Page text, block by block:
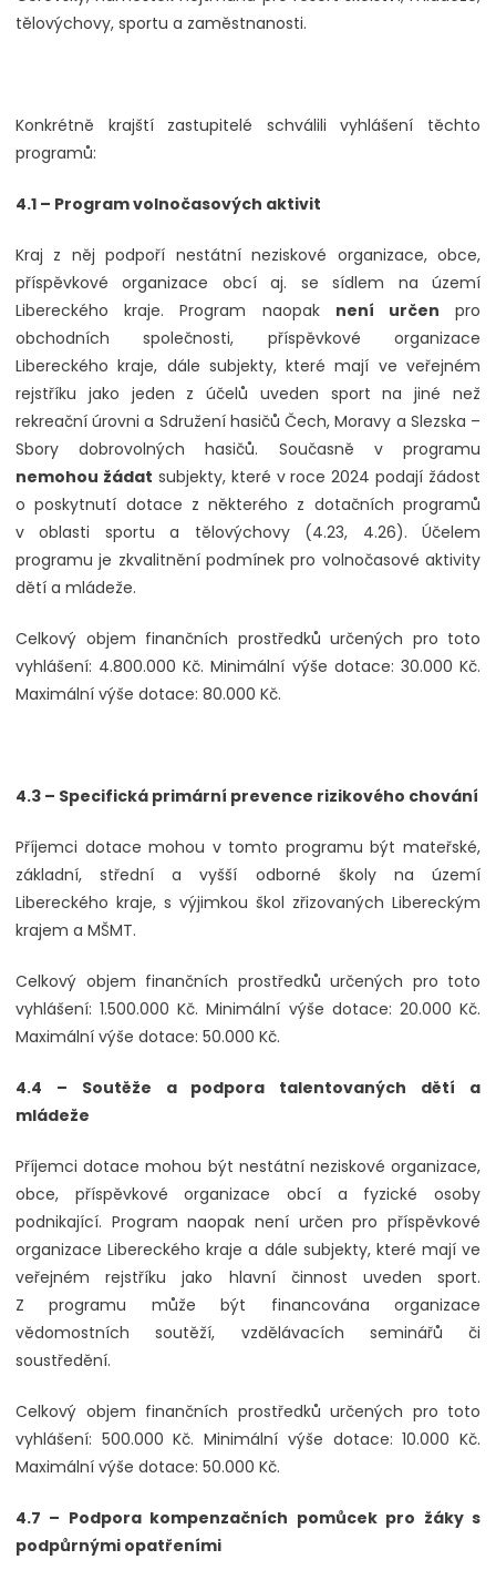
tělovýchovy, sportu a zaměstnanosti.
Konkrétně krajští zastupitelé schválili vyhlášení těchto
programů:
4.1 – Program volnočasových aktivit
Kraj z něj podpoří nestátní neziskové organizace, obce,
příspěvkové organizace obcí aj. se sídlem na území
Libereckého kraje. Program naopak není určen pro
obchodních společnosti, příspěvkové organizace
Libereckého kraje, dále subjekty, které mají ve veřejném
rejstříku jako jeden z účelů uveden sport na jiné než
rekreační úrovni a Sdružení hasičů Čech, Moravy a Slezska –
Sbory dobrovolných hasičů. Současně v programu
nemohou žádat subjekty, které v roce 2024 podají žádost
o poskytnutí dotace z některého z dotačních programů
v oblasti sportu a tělovýchovy (4.23, 4.26). Účelem
programu je zkvalitnění podmínek pro volnočasové aktivity
dětí a mládeže.
Celkový objem finančních prostředků určených pro toto
vyhlášení: 4.800.000 Kč. Minimální výše dotace: 30.000 Kč.
Maximální výše dotace: 80.000 Kč.
4.3 – Specifická primární prevence rizikového chování
Příjemci dotace mohou v tomto programu být mateřské,
základní, střední a vyšší odborné školy na území
Libereckého kraje, s výjimkou škol zřizovaných Libereckým
krajem a MŠMT.
Celkový objem finančních prostředků určených pro toto
vyhlášení: 1.500.000 Kč. Minimální výše dotace: 20.000 Kč.
Maximální výše dotace: 50.000 Kč.
4.4 – Soutěže a podpora talentovaných dětí a
mládeže
Příjemci dotace mohou být nestátní neziskové organizace,
obce, příspěvkové organizace obcí a fyzické osoby
podnikající. Program naopak není určen pro příspěvkové
organizace Libereckého kraje a dále subjekty, které mají ve
veřejném rejstříku jako hlavní činnost uveden sport.
Z programu může být financována organizace
vědomostních soutěží, vzdělávacích seminářů či
soustředění.
Celkový objem finančních prostředků určených pro toto
vyhlášení: 500.000 Kč. Minimální výše dotace: 10.000 Kč.
Maximální výše dotace: 50.000 Kč.
4.7 – Podpora kompenzačních pomůcek pro žáky s
podpůrnými opatřeními